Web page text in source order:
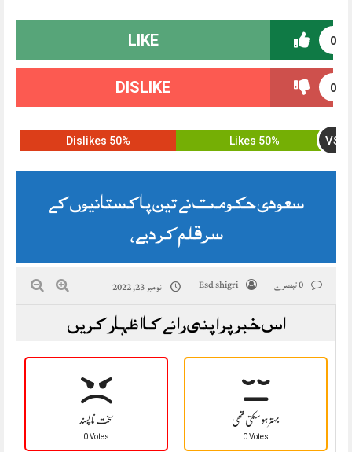
0
LIKE
0
DISLIKE
50% Likes VS
50% Dislikes
سعودی حکومت نے تین پاکستانیوں کے
سرقلم کر دیے،
Esd shigri نومبر 23, 2022
اس خبر پر اپنی رائے کا اظہار کریں
سخت نا پسند
0 Votes
بہتر ہو سکتی تھی
0 Votes